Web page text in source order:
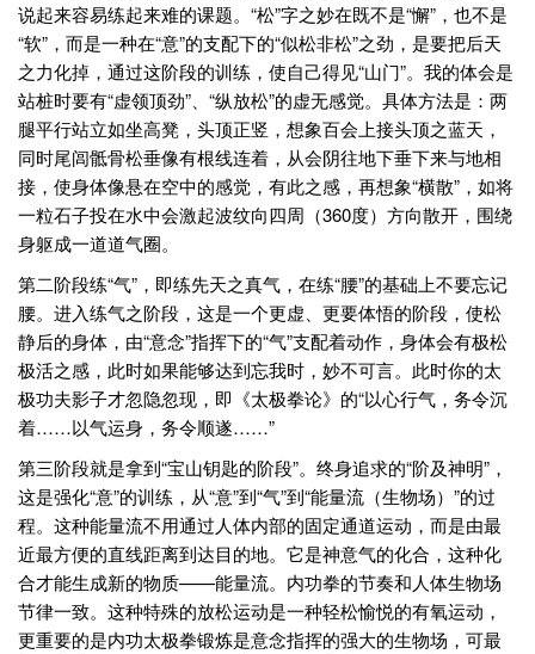
说起来容易练起来难的课题。“松”字之妙在既不是“懈”，也不是
“软”，而是一种在“意”的支配下的“似松非松”之劲，是要把后天
之力化掉，通过这阶段的训练，使自己得见“山门”。我的体会是
站桩时要有“虚领顶劲”、“纵放松”的虚无感觉。具体方法是：两
腿平行站立如坐高凳，头顶正竖，想象百会上接头顶之蓝天，
同时尾闾骶骨松垂像有根线连着，从会阴往地下垂下来与地相
接，使身体像悬在空中的感觉，有此之感，再想象“横散”，如将
一粒石子投在水中会激起波纹向四周（360度）方向散开，围绕
身躯成一道道气圈。
第二阶段练“气”，即练先天之真气，在练“腰”的基础上不要忘记
腰。进入练气之阶段，这是一个更虚、更要体悟的阶段，使松
静后的身体，由“意念”指挥下的“气”支配着动作，身体会有极松
极活之感，此时如果能够达到忘我时，妙不可言。此时你的太
极功夫影子才忽隐忽现，即《太极拳论》的“以心行气，务令沉
着……以气运身，务令顺遂……”
第三阶段就是拿到“宝山钥匙的阶段”。终身追求的“阶及神明”，
这是强化“意”的训练，从“意”到“气”到“能量流（生物场）”的过
程。这种能量流不用通过人体内部的固定通道运动，而是由最
近最方便的直线距离到达目的地。它是神意气的化合，这种化
合才能生成新的物质——能量流。内功拳的节奏和人体生物场
节律一致。这种特殊的放松运动是一种轻松愉悦的有氧运动，
更重要的是内功太极拳锻炼是意念指挥的强大的生物场，可最